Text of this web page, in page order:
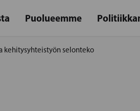
Puolueemme
kehitysyhteistyön selonteko